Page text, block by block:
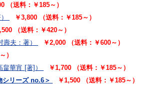
（送料：￥185～）
￥3,800 （送料：￥185～）
（送料：￥420～）
壽夫：著）
￥2,000 （送料：￥600～）
）
畠華宵 [著]）
￥1,700 （送料：￥185～）
リーズ no.6＞
￥1,500 （送料：￥185～）